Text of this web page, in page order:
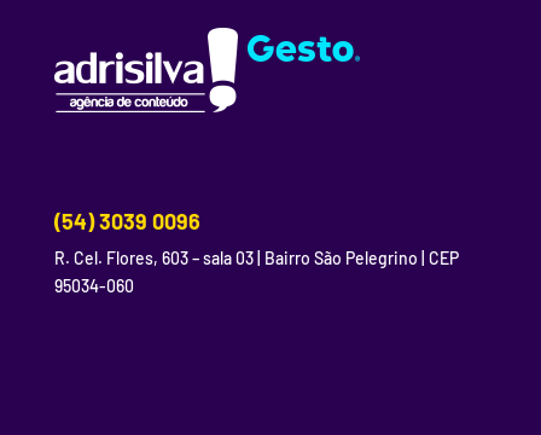
(54) 3039 0096
R. Cel. Flores, 603 – sala 03 | Bairro São Pelegrino | CEP
95034-060